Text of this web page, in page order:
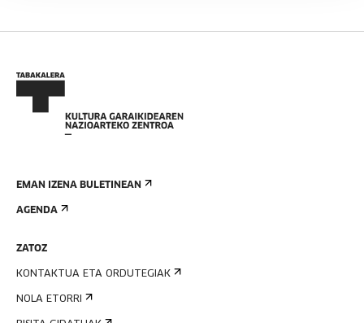
EMAN IZENA BULETINEAN
AGENDA
ZATOZ
KONTAKTUA ETA ORDUTEGIAK
NOLA ETORRI